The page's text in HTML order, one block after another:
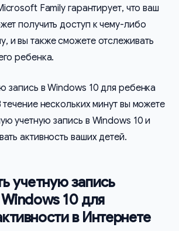
Family гарантирует, что ваш
получить доступ к чему-либо
и вы также сможете отслеживать
ребенка.
запись в Windows 10 для ребенка
нескольких минут вы можете
учетную запись в Windows 10 и
активность ваших детей.
учетную запись
10 для
в Интернете